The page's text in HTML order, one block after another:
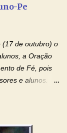
e vivificante,
Pe
(17 de outubro) o
a Oração
de Fé, pois
e alunos.
prova. Confie no